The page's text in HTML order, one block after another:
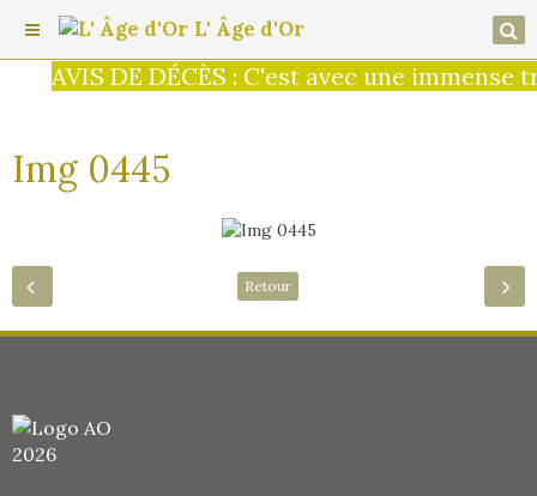
AVIS DE DÉCÈS : C'est avec une
L' Âge d'Or
Img 0445
Retour